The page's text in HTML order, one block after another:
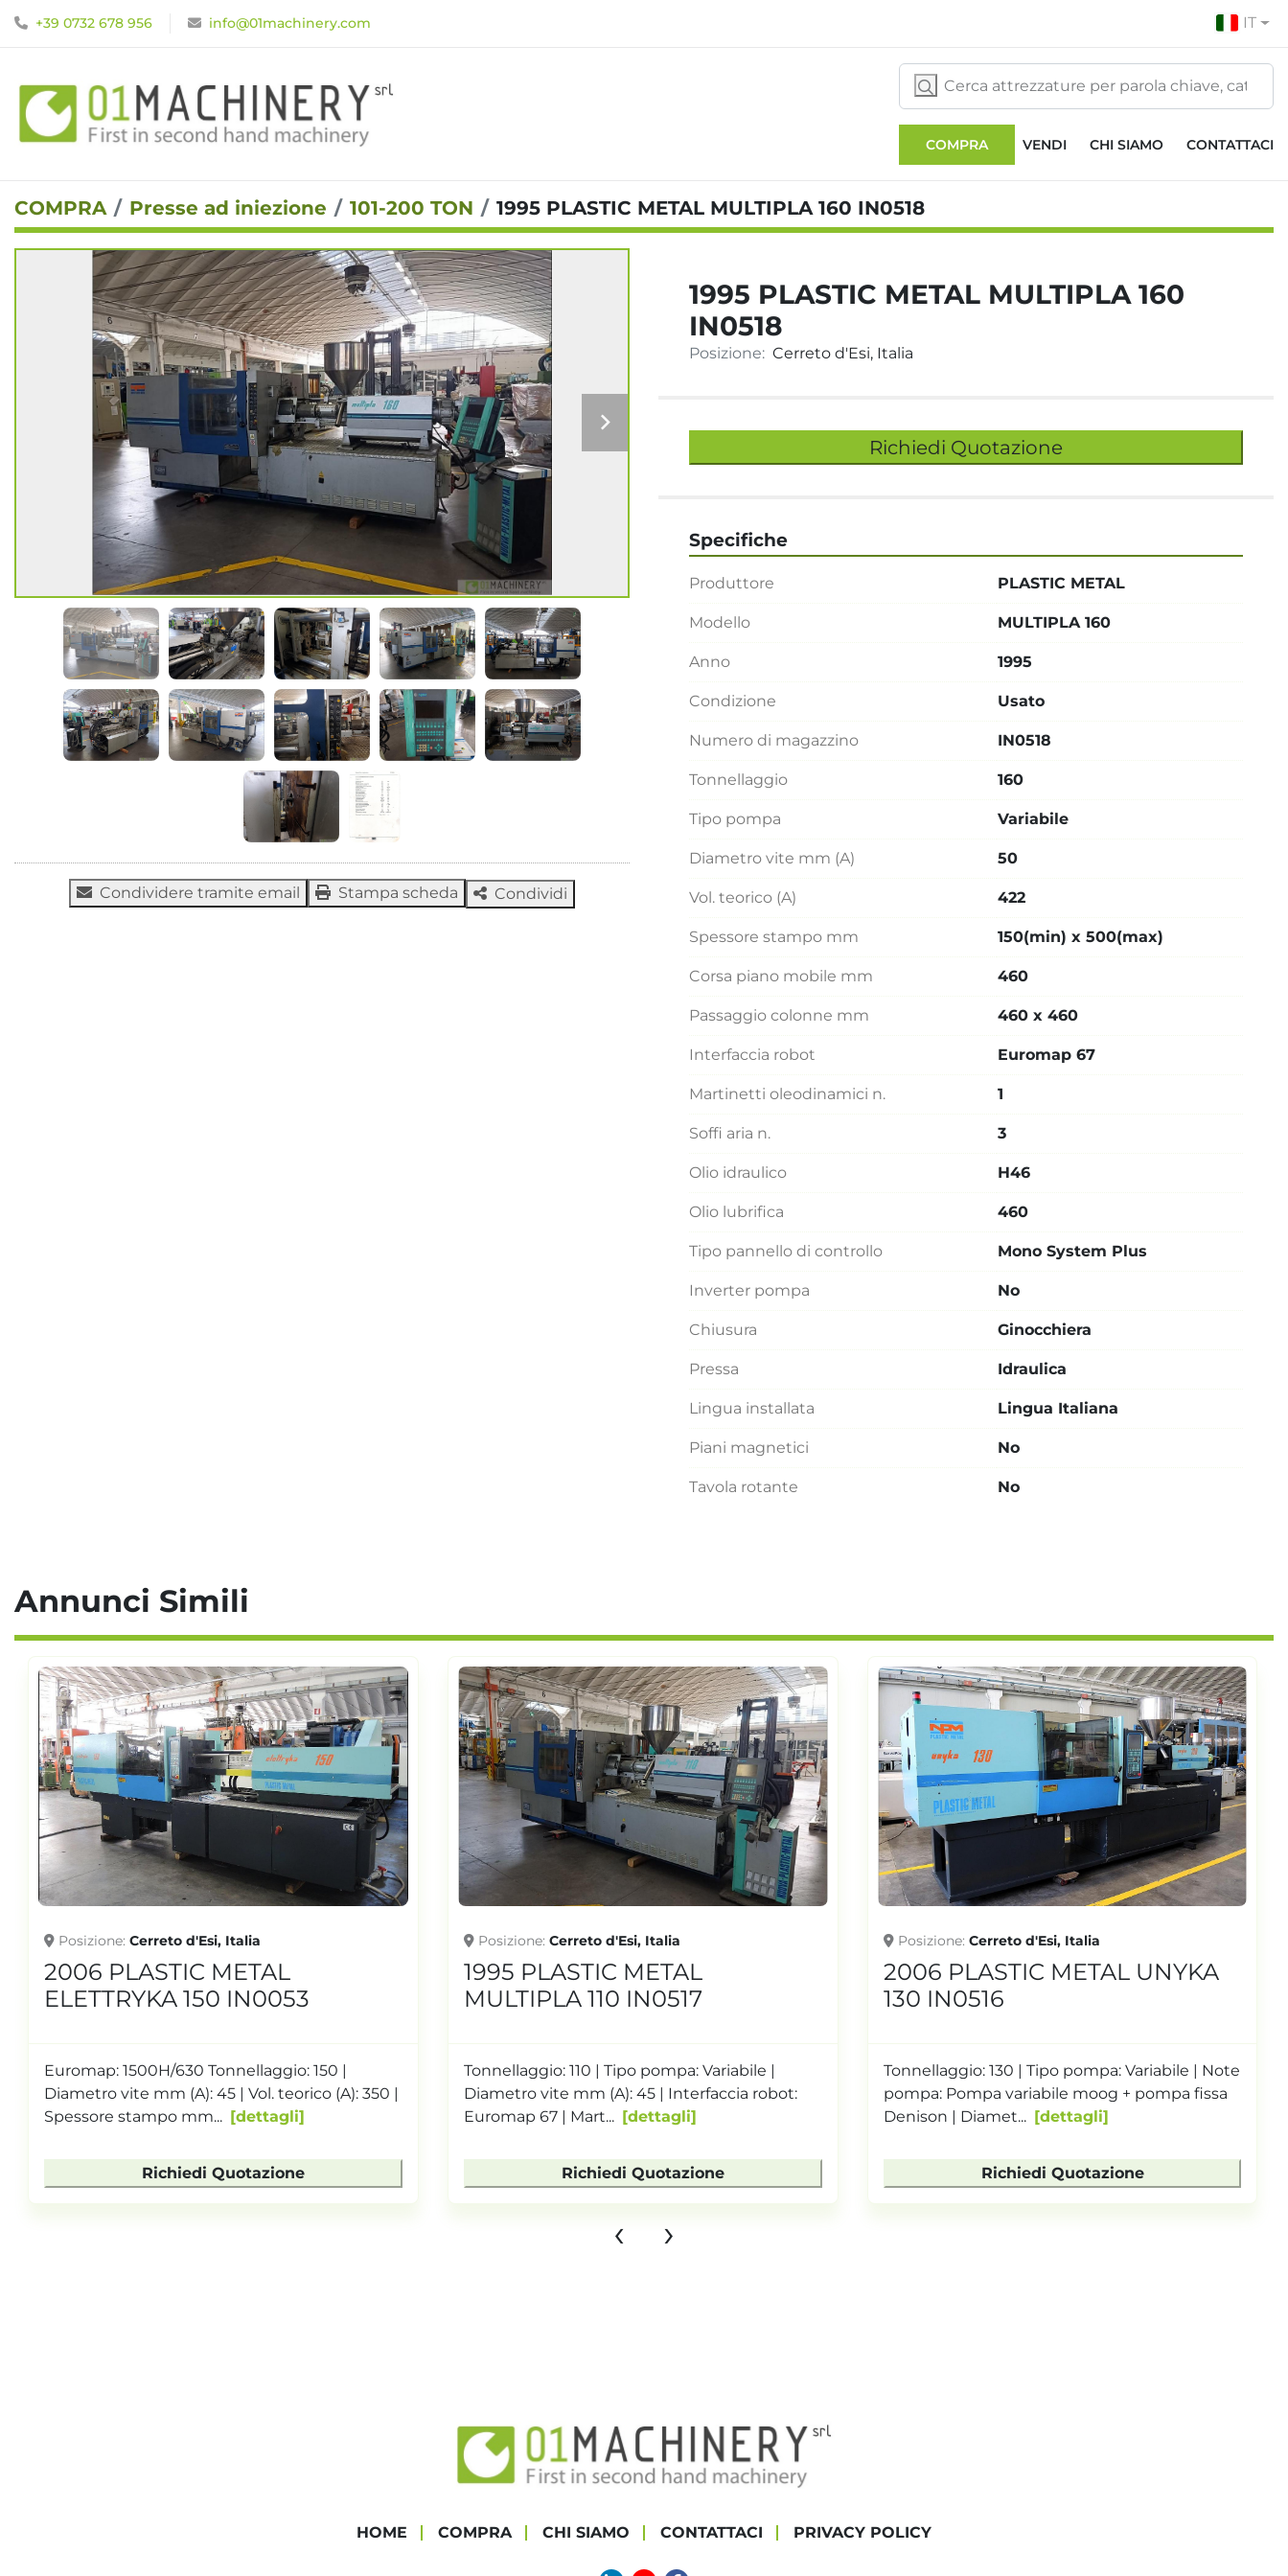
+39 0732 678 956 info@01machinery.com IT
COMPRA VENDI CHI SIAMO CONTATTACI
COMPRA Presse ad iniezione 101-200 TON 1995 PLASTIC METAL MULTIPLA 160 IN0518
Condividere tramite email Stampa scheda Condividi
1995 PLASTIC METAL MULTIPLA 160
IN0518
Posizione: Cerreto d'Esi, Italia
Richiedi Quotazione
Specifiche
Produttore PLASTIC METAL
Modello MULTIPLA 160
Anno 1995
Condizione Usato
Numero di magazzino IN0518
Tonnellaggio 160
Tipo pompa Variabile
Diametro vite mm (A) 50
Vol. teorico (A) 422
Spessore stampo mm 150(min) x 500(max)
Corsa piano mobile mm 460
Passaggio colonne mm 460 x 460
Interfaccia robot Euromap 67
Martinetti oleodinamici n. 1
Soffi aria n. 3
Olio idraulico H46
Olio lubrifica 460
Tipo pannello di controllo Mono System Plus
Inverter pompa No
Chiusura Ginocchiera
Pressa Idraulica
Lingua installata Lingua Italiana
Piani magnetici No
Tavola rotante No
Annunci Simili
Posizione Cerreto d'Esi, Italia
1995 PLASTIC METAL
MULTIPLA 110 IN0517
Tonnellaggio: 110 | Tipo pompa: Variabile |
Diametro vite mm (A): 45 | Interfaccia robot:
Euromap 67 | Mart...
dettagli
Richiedi Quotazione
Posizione Cerreto d'Esi, Italia
2006 PLASTIC METAL UNYKA
130 IN0516
Tonnellaggio: 130 | Tipo pompa: Variabile | Note
pompa: Pompa variabile moog + pompa fissa
Denison | Diamet...
dettagli
Richiedi Quotazione
Posizione Cerreto d'Esi, Italia
2007 PLASTIC METAL UNIKA
150 IN0537
Tonnellaggio: 150 | Tipo pompa: Variabile | Note
pompa: Prima pompa variabile marca Bosh;
Seconda pompa fi...
dettagli
Richiedi Quotazione
‹ ›
HOME COMPRA CHI SIAMO CONTATTACI PRIVACY POLICY